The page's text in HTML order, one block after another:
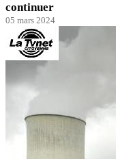
continuer
05 mars 2024